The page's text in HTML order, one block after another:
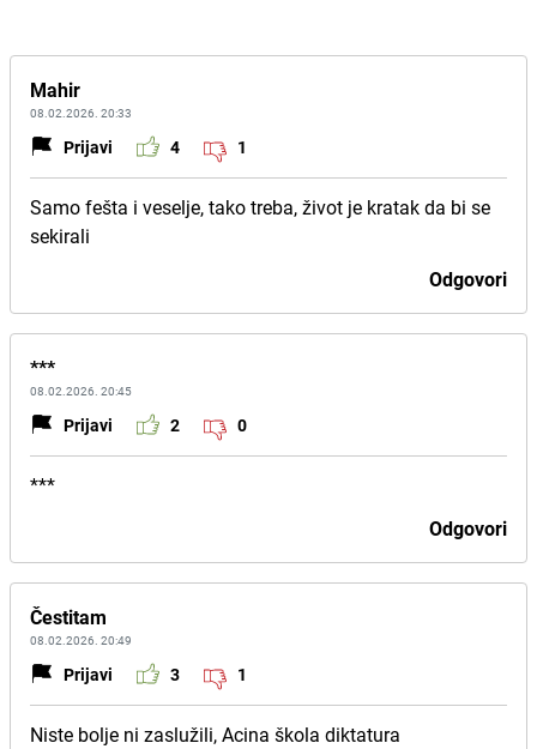
Mahir
08.02.2026. 20:33
Prijavi 4 1
Samo fešta i veselje, tako treba, život je kratak da bi se
sekirali
Odgovori
***
08.02.2026. 20:45
Prijavi 2 0
***
Odgovori
Čestitam
08.02.2026. 20:49
Prijavi 3 1
Niste bolje ni zaslužili, Acina škola diktatura